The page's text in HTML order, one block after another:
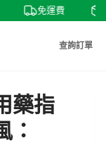
免運費
查詢訂單
藥指
：